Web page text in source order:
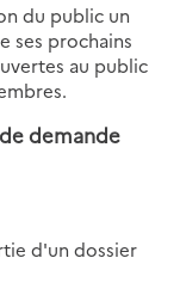
du public un
ses prochains
au public
demande
d'un dossier